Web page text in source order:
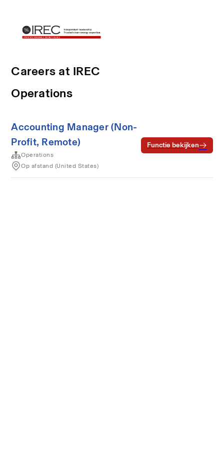
Careers at IREC
Operations
Accounting Manager (Non-
Profit, Remote)
Operations
Op afstand (United States)
Functie bekijken